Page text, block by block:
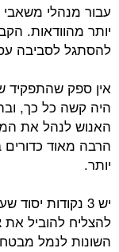
עבור מנהלי משאבי
יותר מהוודאות.
להסתגל לסביבה
אין ספק שהתפקיד
היה קשה כל כך,
האנוש לנהל את
הרבה מאוד כדורים
יותר.
יש 3 נקודות
להצליח להוביל את
השונות לנמל